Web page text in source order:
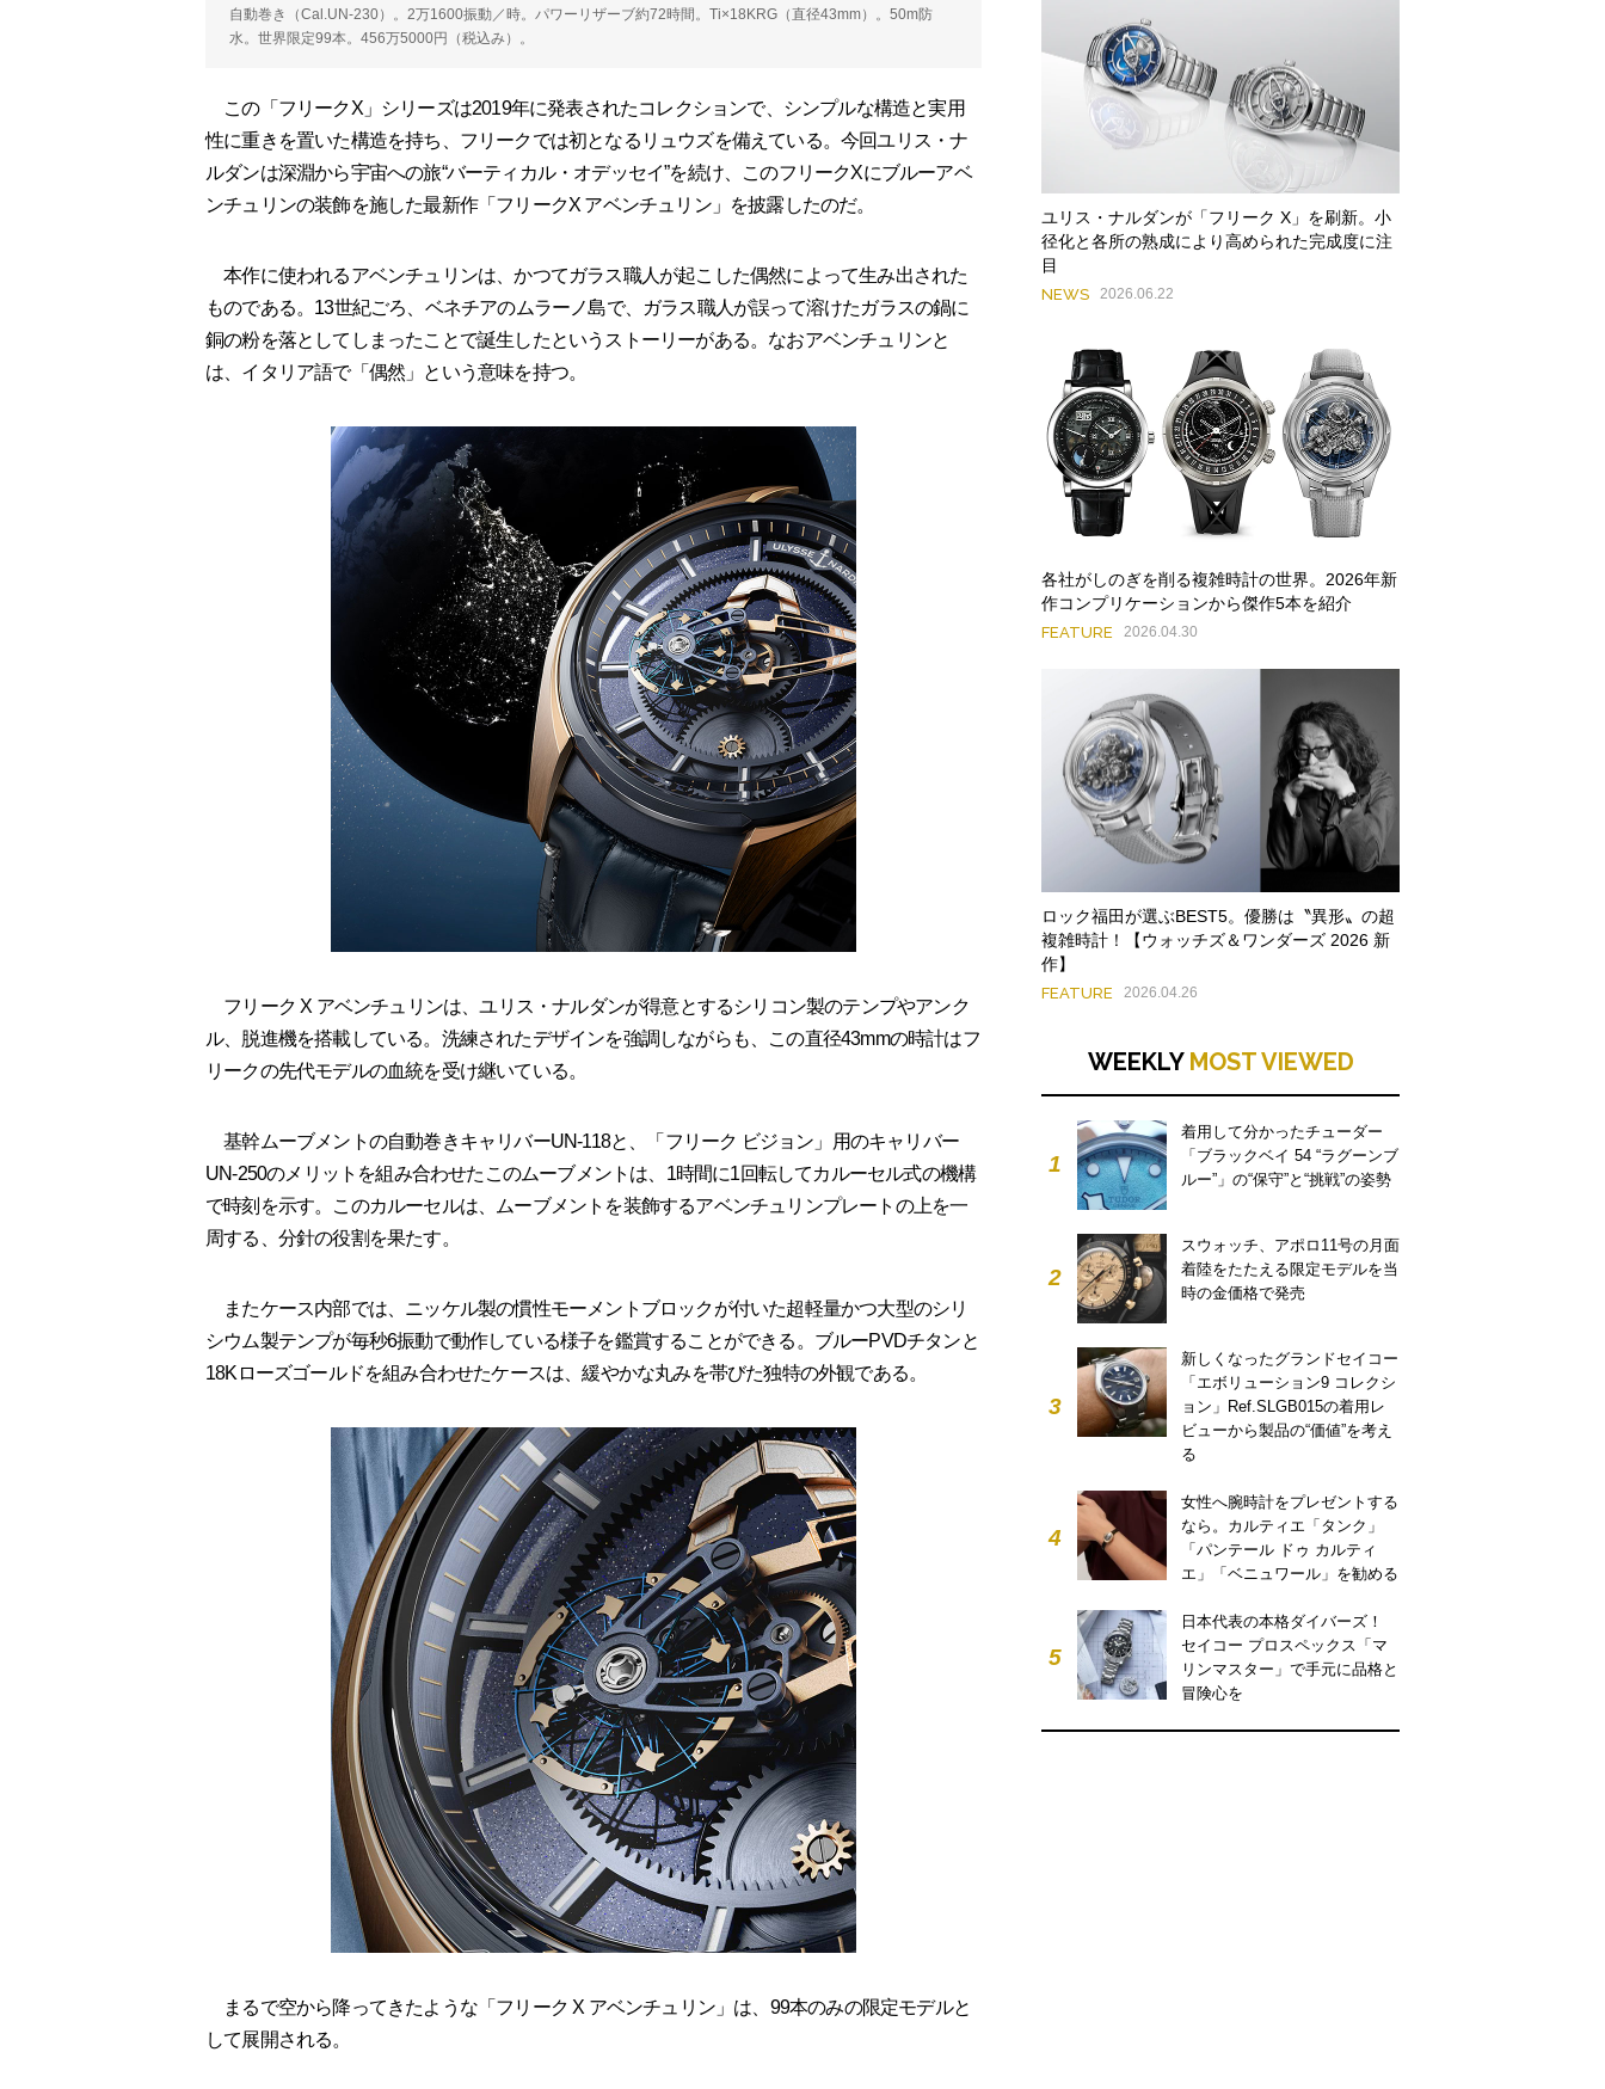
自動巻き（Cal.UN-230）。2万1600振動／時。パワーリザーブ約72時間。Ti×18KRG（直径43mm）。50m防
水。世界限定99本。456万5000円（税込み）。
この「フリークX」シリーズは2019年に発表されたコレクションで、シンプルな構造と実用
性に重きを置いた構造を持ち、フリークでは初となるリュウズを備えている。今回ユリス・ナ
ルダンは深淵から宇宙への旅“バーティカル・オデッセイ”を続け、このフリークXにブルーアベ
ンチュリンの装飾を施した最新作「フリークX アベンチュリン」を披露したのだ。
本作に使われるアベンチュリンは、かつてガラス職人が起こした偶然によって生み出された
ものである。13世紀ごろ、ベネチアのムラーノ島で、ガラス職人が誤って溶けたガラスの鍋に
銅の粉を落としてしまったことで誕生したというストーリーがある。なおアベンチュリンと
は、イタリア語で「偶然」という意味を持つ。
フリーク X アベンチュリンは、ユリス・ナルダンが得意とするシリコン製のテンプやアンク
ル、脱進機を搭載している。洗練されたデザインを強調しながらも、この直径43mmの時計はフ
リークの先代モデルの血統を受け継いている。
基幹ムーブメントの自動巻きキャリバーUN-118と、「フリーク ビジョン」用のキャリバー
UN-250のメリットを組み合わせたこのムーブメントは、1時間に1回転してカルーセル式の機構
で時刻を示す。このカルーセルは、ムーブメントを装飾するアベンチュリンプレートの上を一
周する、分針の役割を果たす。
またケース内部では、ニッケル製の慣性モーメントブロックが付いた超軽量かつ大型のシリ
シウム製テンプが毎秒6振動で動作している様子を鑑賞することができる。ブルーPVDチタンと
18Kローズゴールドを組み合わせたケースは、緩やかな丸みを帯びた独特の外観である。
まるで空から降ってきたような「フリーク X アベンチュリン」は、99本のみの限定モデルと
して展開される。
ユリス・ナルダンが「フリーク X」を刷新。小
径化と各所の熟成により高められた完成度に注
目
NEWS 2026.06.22
各社がしのぎを削る複雑時計の世界。2026年新
作コンプリケーションから傑作5本を紹介
FEATURE 2026.04.30
ロック福田が選ぶBEST5。優勝は〝異形〟の超
複雑時計！【ウォッチズ＆ワンダーズ 2026 新
作】
FEATURE 2026.04.26
WEEKLY MOST VIEWED
1
着用して分かったチューダー
「ブラックベイ 54 “ラグーンブ
ルー”」の“保守”と“挑戦”の姿勢
2
スウォッチ、アポロ11号の月面
着陸をたたえる限定モデルを当
時の金価格で発売
3
新しくなったグランドセイコー
「エボリューション9 コレクシ
ョン」Ref.SLGB015の着用レ
ビューから製品の“価値”を考え
る
4
女性へ腕時計をプレゼントする
なら。カルティエ「タンク」
「パンテール ドゥ カルティ
エ」「ベニュワール」を勧める
5
日本代表の本格ダイバーズ！
セイコー プロスペックス「マ
リンマスター」で手元に品格と
冒険心を